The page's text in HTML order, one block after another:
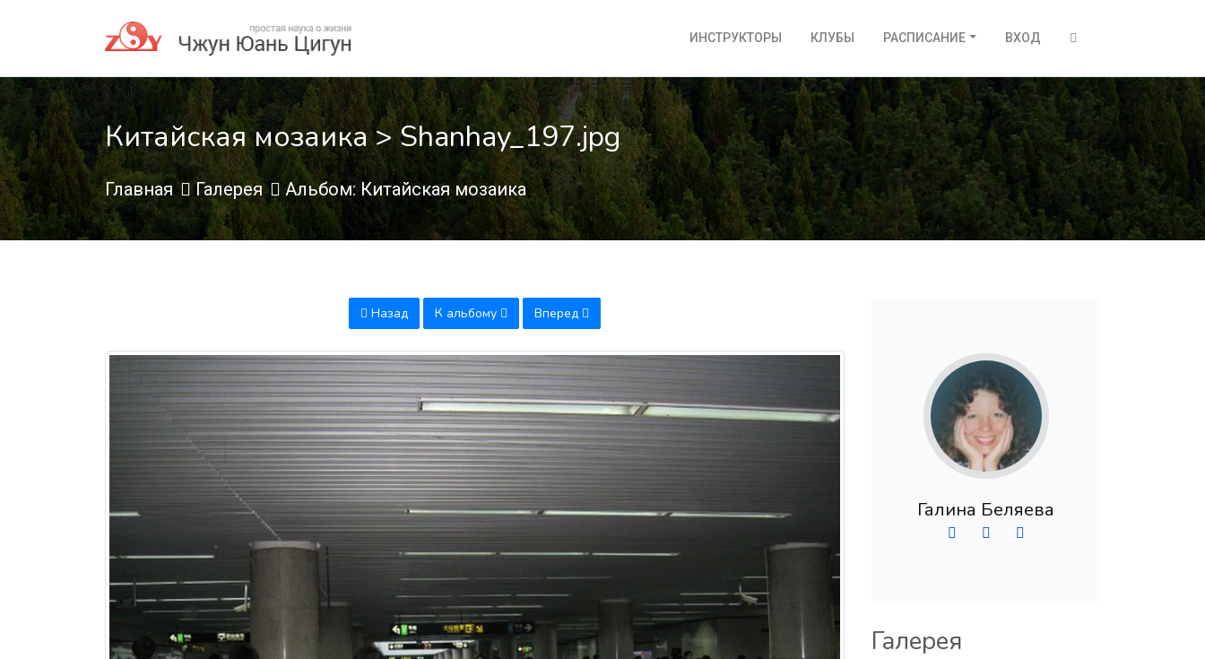
ИНСТРУКТОРЫ КЛУБЫ РАСПИСАНИЕ ВХОД
Китайская мозаика > Shanhay_197.jpg
Главная Галерея Альбом: Китайская мозаика
Назад К альбому Вперед
Галина Беляева
Галерея